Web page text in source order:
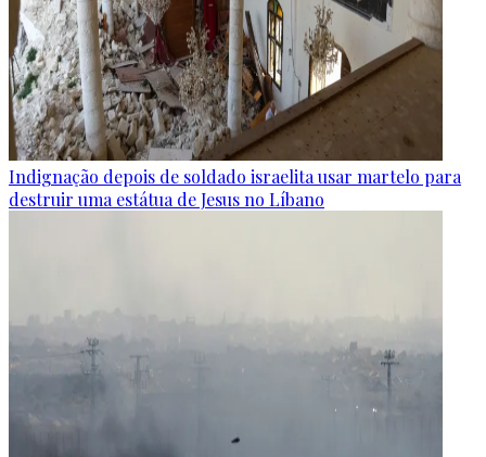
Indignação depois de soldado israelita usar martelo para
destruir uma estátua de Jesus no Líbano